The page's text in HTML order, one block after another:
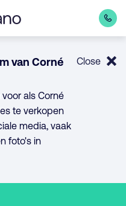
van Corné
als Corné
te verkopen
media, vaak
foto's in
Close